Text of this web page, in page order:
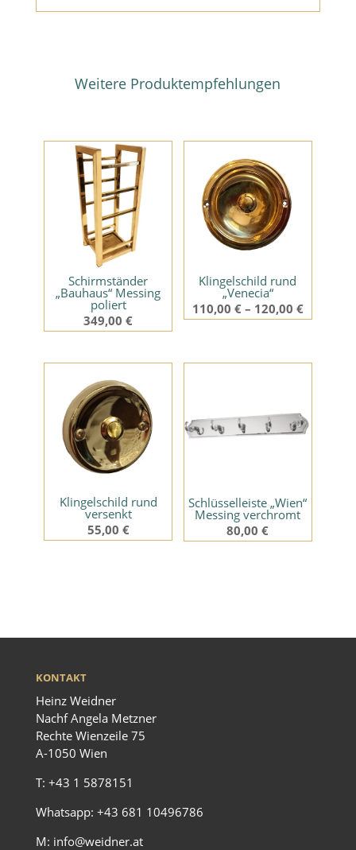
Weitere Produktempfehlungen
Schirmständer
„Bauhaus“ Messing
poliert
349,00 €
Klingelschild rund
„Venecia“
110,00 €– 120,00 €
Klingelschild rund
versenkt
55,00 €
Schlüsselleiste „Wien“
Messing verchromt
80,00€
KONTAKT
Heinz Weidner
Nachf Angela Metzner
Rechte Wienzeile 75
A-1050 Wien
T: +43 1 5878151
Whatsapp: +43 681 10496786
M: info@weidner.at